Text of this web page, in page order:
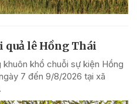
quả lê Hồng Thái
khổ chuỗi sự kiện Hồng
7 đến 9/8/2026 tại xã